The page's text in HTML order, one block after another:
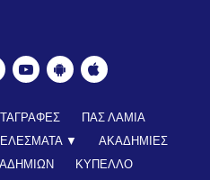
ΠΑΣ ΛΑΜΙΑ
▼
ΑΚΑΔΗΜΙΕΣ
ΚΥΠΕΛΛΟ